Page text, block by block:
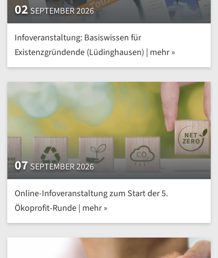
02 SEPTEMBER 2026
Infoveranstaltung: Basiswissen für
Existenzgründende (Lüdinghausen) | mehr »
07SEPTEMBER 2026
Online-Infoveranstaltung zum Start der 5.
Ökoprofit-Runde | mehr »